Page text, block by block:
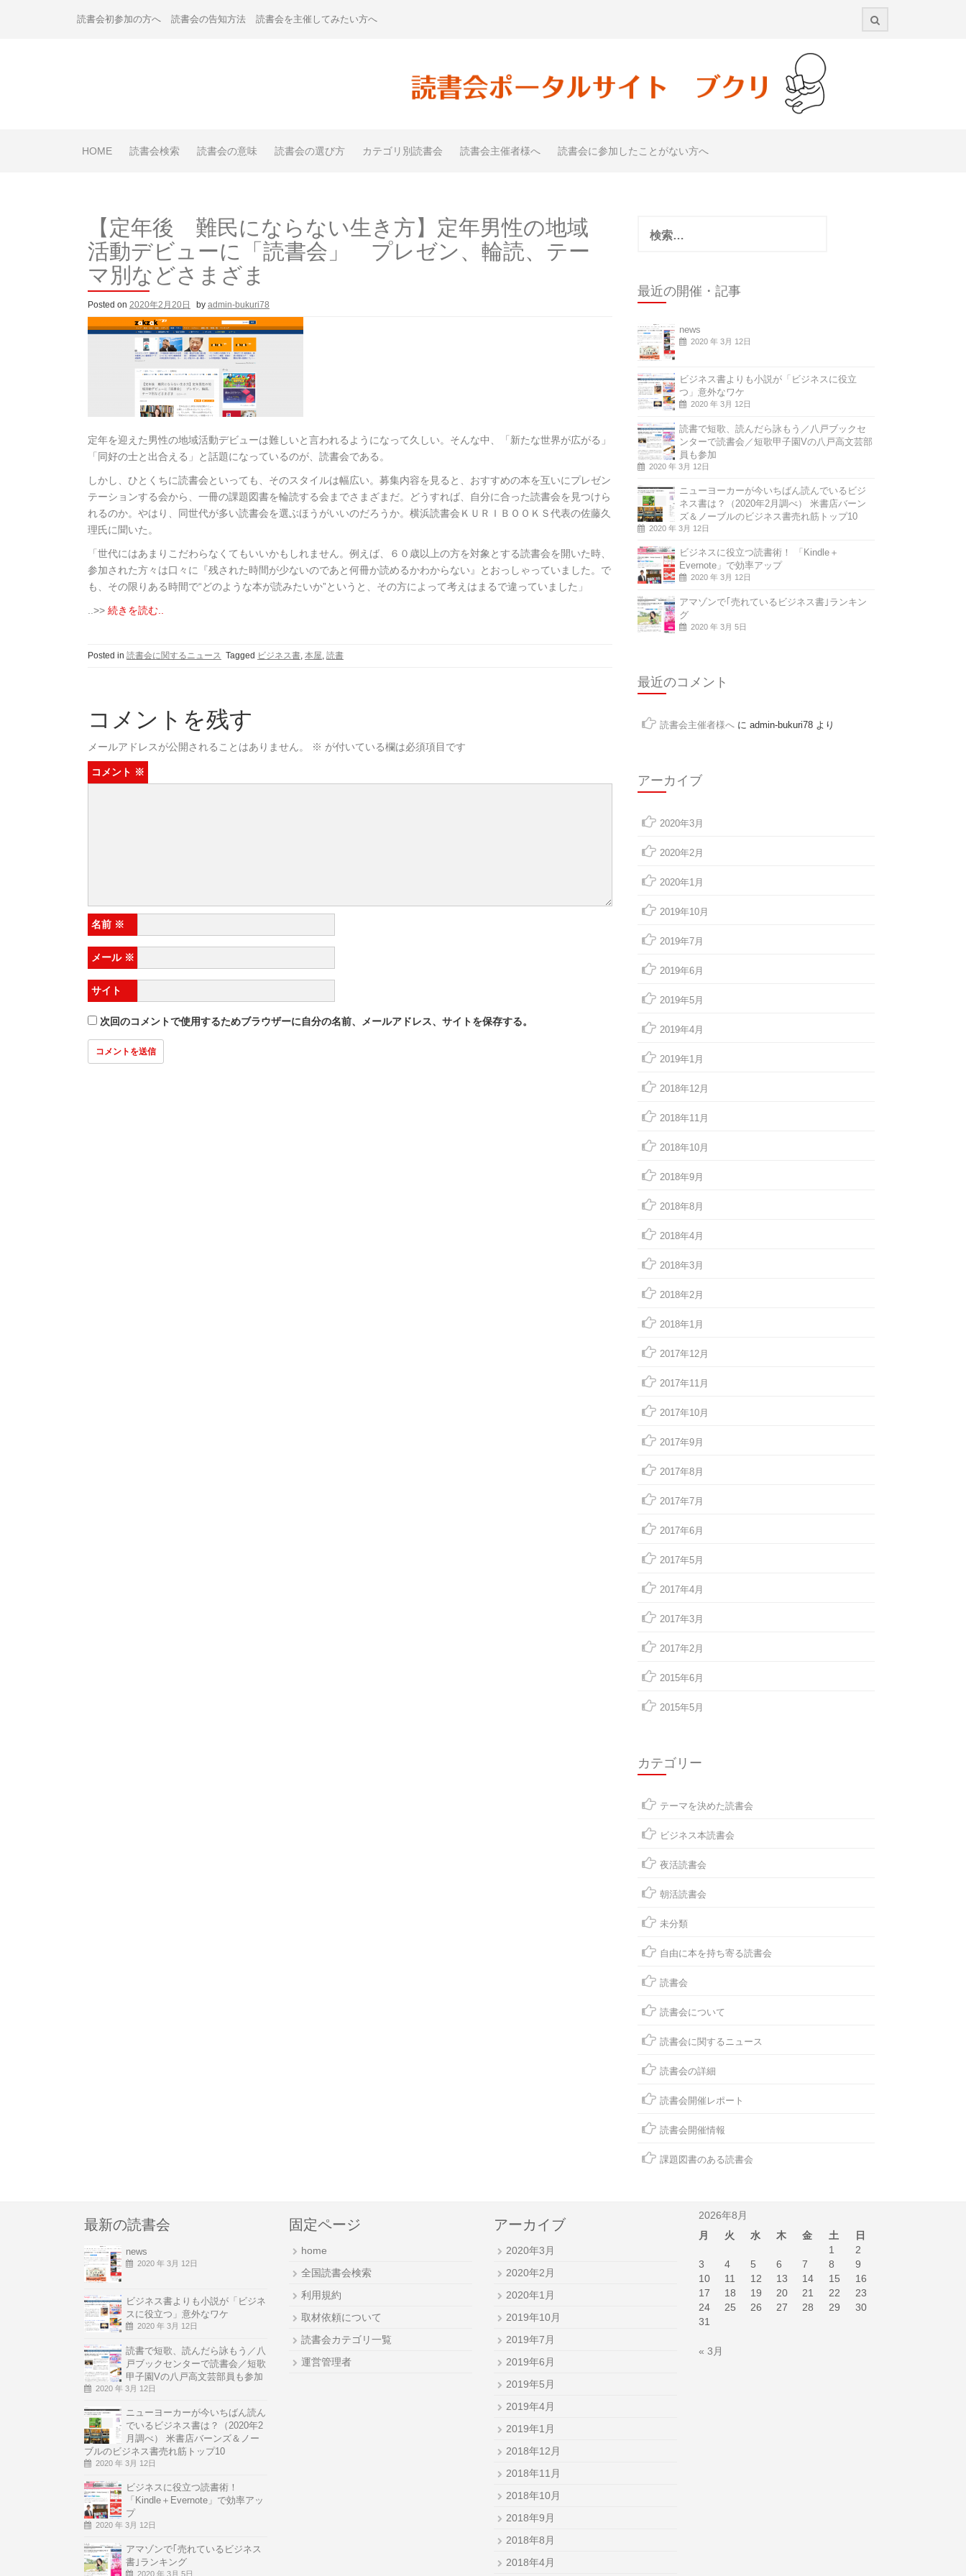
読書会初参加の方へ 読書会の告知方法 読書会を主催してみたい方へ
HOME 読書会検索 読書会の意味 読書会の選び方 カテゴリ別読書会 読書会主催者様へ 読書会に参加したことがない方へ
【定年後 難民にならない生き方】定年男性の地域
活動デビューに「読書会」 プレゼン、輪読、テー
マ別などさまざま
Posted on 2020年2月20日 by admin-bukuri78
定年を迎えた男性の地域活動デビューは難しいと言われるようになって久しい。そんな中、「新たな世界が広がる」
「同好の士と出合える」と話題になっているのが、読書会である。
しかし、ひとくちに読書会といっても、そのスタイルは幅広い。募集内容を見ると、おすすめの本を互いにプレゼン
テーションする会から、一冊の課題図書を輪読する会までさまざまだ。どうすれば、自分に合った読書会を見つけら
れるのか。やはり、同世代が多い読書会を選ぶほうがいいのだろうか。横浜読書会ＫＵＲＩＢＯＯＫＳ代表の佐藤久
理氏に聞いた。
「世代にはあまりこだわらなくてもいいかもしれません。例えば、６０歳以上の方を対象とする読書会を開いた時、
参加された方々は口々に『残された時間が少ないのであと何冊か読めるかわからない』とおっしゃっていました。で
も、その限りある時間で“どのような本が読みたいか”というと、その方によって考えはまるで違っていました」
..>> 続きを読む..
Posted in 読書会に関するニュース Tagged ビジネス書 本屋 読書
コメントを残す
メールアドレスが公開されることはありません。 ※ が付いている欄は必須項目です
コメント ※
名前 ※
メール ※
サイト
次回のコメントで使用するためブラウザーに自分の名前、メールアドレス、サイトを保存する。
索:
最近の開催・記事
news
2020 年 3月 12日
ビジネス書よりも小説が「ビジネスに役立
つ」意外なワケ
2020 年 3月 12日
読書で短歌、読んだら詠もう／八戸ブックセ
ンターで読書会／短歌甲子園Vの八戸高文芸部
員も参加
2020 年 3月 12日
ニューヨーカーが今いちばん読んでいるビジ
ネス書は？（2020年2月調べ） 米書店バーン
ズ＆ノーブルのビジネス書売れ筋トップ10
2020 年 3月 12日
ビジネスに役立つ読書術！ 「Kindle＋
Evernote」で効率アップ
2020 年 3月 12日
アマゾンで｢売れているビジネス書｣ランキン
グ
2020 年 3月 5日
最近のコメント
読書会主催者様へ に admin-bukuri78 より
アーカイブ
2020年3月
2020年2月
2020年1月
2019年10月
2019年7月
2019年6月
2019年5月
2019年4月
2019年1月
2018年12月
2018年11月
2018年10月
2018年9月
2018年8月
2018年4月
2018年3月
2018年2月
2018年1月
2017年12月
2017年11月
2017年10月
2017年9月
2017年8月
2017年7月
2017年6月
2017年5月
2017年4月
2017年3月
2017年2月
2015年6月
2015年5月
カテゴリー
テーマを決めた読書会
ビジネス本読書会
夜活読書会
朝活読書会
未分類
自由に本を持ち寄る読書会
読書会
読書会について
読書会に関するニュース
読書会の詳細
読書会開催レポート
読書会開催情報
課題図書のある読書会
最新の読書会
news
2020 年 3月 12日
ビジネス書よりも小説が「ビジネ
スに役立つ」意外なワケ
2020 年 3月 12日
読書で短歌、読んだら詠もう／八
戸ブックセンターで読書会／短歌
甲子園Vの八戸高文芸部員も参加
2020 年 3月 12日
ニューヨーカーが今いちばん読ん
でいるビジネス書は？（2020年2
月調べ） 米書店バーンズ＆ノー
ブルのビジネス書売れ筋トップ10
2020 年 3月 12日
ビジネスに役立つ読書術！
「Kindle＋Evernote」で効率アッ
プ
2020 年 3月 12日
アマゾンで｢売れているビジネス
書｣ランキング
2020 年 3月 5日
固定ページ
home
全国読書会検索
利用規約
取材依頼について
読書会カテゴリ一覧
運営管理者
アーカイブ
2020年3月
2020年2月
2020年1月
2019年10月
2019年7月
2019年6月
2019年5月
2019年4月
2019年1月
2018年12月
2018年11月
2018年10月
2018年9月
2018年8月
2018年4月
2026年8月
月
火 水 木 金 土
日
1
2
3
4 5 6 7 8
9
10
11 12 13 14 15
16
17
18 19 20 21 22
23
24
25 26 27 28 29
30
31
« 3月